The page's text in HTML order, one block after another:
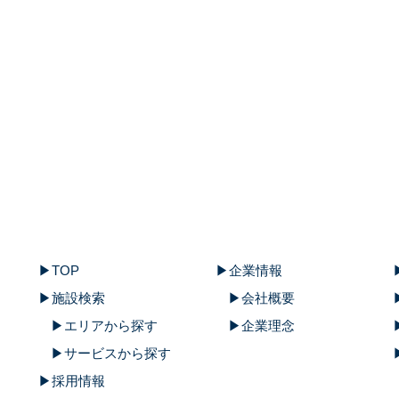
TOP
施設検索
エリアから探す
サービスから探す
採用情報
企業情報
会社概要
企業理念